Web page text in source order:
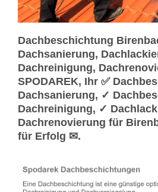
Dachbeschichtung
Dachsanierung,
Dachreinigung,
SPODAREK, Ihr ✅
Dachsanierung, ✓
Dachreinigung, ✓
Dachrenovierung für
für Erfolg ✉.